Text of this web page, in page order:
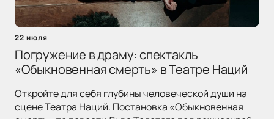
22 июля
Погружение в драму: спектакль
«Обыкновенная смерть» в Театре Наций
Откройте для себя глубины человеческой души на
сцене Театра Наций. Постановка «Обыкновенная